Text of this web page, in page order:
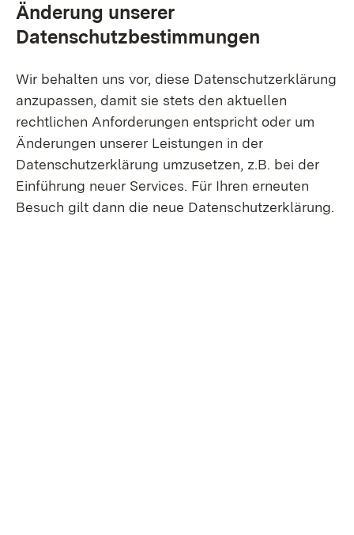
Änderung unserer
Datenschutzbestimmungen
Wir behalten uns vor, diese Datenschutzerklärung
anzupassen, damit sie stets den aktuellen
rechtlichen Anforderungen entspricht oder um
Änderungen unserer Leistungen in der
Datenschutzerklärung umzusetzen, z.B. bei der
Einführung neuer Services. Für Ihren erneuten
Besuch gilt dann die neue Datenschutzerklärung.